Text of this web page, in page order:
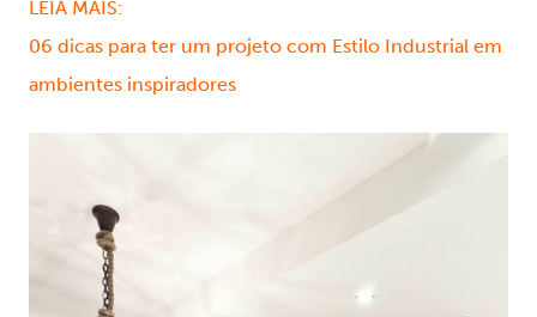
LEIA MAIS:
06 dicas para ter um projeto com Estilo Industrial em
ambientes inspiradores